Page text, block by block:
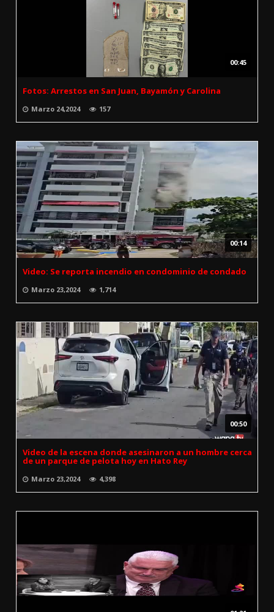
00:45
Fotos: Arrestos en San Juan, Bayamón y Carolina
Marzo 24,2024 157
00:14
Video: Se reporta incendio en condominio de condado
Marzo 23,2024 1,714
00:50
Video de la escena donde asesinaron a un hombre cerca
de un parque de pelota hoy en Hato Rey
Marzo 23,2024 4,398